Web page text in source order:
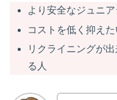
より安全なジュニ
コストを低く抑えた
リクライニングが
る人